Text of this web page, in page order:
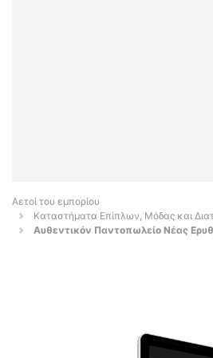
Αετοί του εμπορίου
Καταστήματα Επίπλων, Μόδας και
Αυθεντικόν Παντοπωλείο Νέας